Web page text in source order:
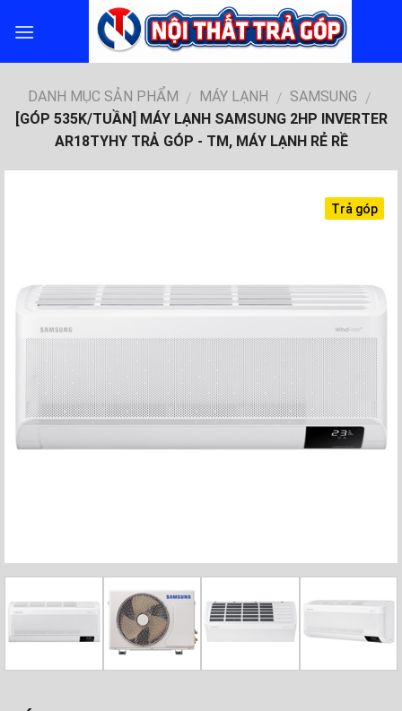
DANH MỤC SẢN PHẨM / MÁY LẠNH / SAMSUNG /
[GÓP 535K/TUẦN] MÁY LẠNH SAMSUNG 2HP INVERTER
AR18TYHY TRẢ GÓP - TM, MÁY LẠNH RẺ RỀ
Trả góp